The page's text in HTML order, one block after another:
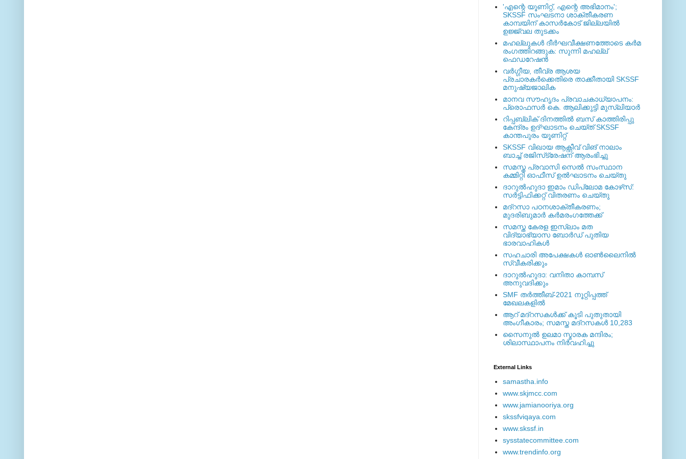
'എന്റെ യൂണിറ്റ്, എന്റെ അഭിമാനം';
SKSSF സംഘടനാ ശാക്തീകരണ
കാമ്പയിന് കാസര്‍കോട് ജില്ലയില്‍
ഉജ്ജ്വല തുടക്കം
മഹല്ലുകള്‍ ദീര്‍ഘവീക്ഷണത്തോടെ കര്‍മ
രംഗത്തിറങ്ങുക: സുന്നി മഹല്ല്
ഫെഡറേഷന്‍
വര്‍ഗ്ഗീയ, തീവ്ര ആശയ
പ്രചാരകര്‍ക്കെതിരെ താക്കീതായി SKSSF
മനുഷ്യജാലിക
മാനവ സൗഹൃദം പ്രവാചകാധ്യാപനം:
പ്രൊഫസർ കെ. ആലിക്കുട്ടി മുസ്ലിയാർ
റിപ്പബ്ലിക് ദിനത്തില്‍ ബസ് കാത്തിരിപ്പു
കേന്ദ്രം ഉദ്ഘാടനം ചെയ്ത്‌ SKSSF
കാന്തപുരം യൂണിറ്റ്
SKSSF വിഖായ ആക്റ്റീവ് വിങ് നാലാം
ബാച്ച് രജിസ്‌ട്രേഷന് ആരംഭിച്ചു
സമസ്ത പ്രവാസി സെല്‍ സംസ്ഥാന
കമ്മിറ്റി ഓഫീസ് ഉല്‍ഘാടനം ചെയ്തു
ദാറുല്‍ഹുദാ ഇമാം ഡിപ്ലോമ കോഴ്‌സ്:
സര്‍ട്ടിഫിക്കറ്റ് വിതരണം ചെയ്തു
മദ്‌റസാ പഠനശാക്തീകരണം;
മുദരിബുമാര്‍ കര്‍മരംഗത്തേക്ക്
സമസ്ത കേരള ഇസ്ലാം മത
വിദ്യാഭ്യാസ ബോര്‍ഡ് പുതിയ
ഭാരവാഹികള്‍
സഹചാരി അപേക്ഷകൾ ഓൺലൈനിൽ
സ്വീകരിക്കും
ദാറുല്‍ഹുദാ: വനിതാ കാമ്പസ്
അനുവദിക്കും
SMF തര്‍ത്തീബ്-2021 നൂറ്റിപ്പത്ത്
മേഖലകളില്‍
ആറ് മദ്റസകള്‍ക്ക് കൂടി പുതുതായി
അംഗീകാരം; സമസ്ത മദ്റസകള്‍ 10,283
സൈനുല്‍ ഉലമാ സ്മാരക മന്ദിരം;
ശിലാസ്ഥാപനം നിര്‍വഹിച്ചു
External ‎Links
samastha.info
www.skjmcc.com
www.jamianooriya.org
skssfviqaya.com
www.skssf.in
sysstatecommittee.com
www.trendinfo.org